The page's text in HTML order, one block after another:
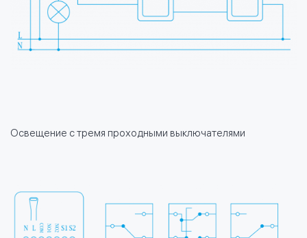
Освещение с тремя проходными выключателями